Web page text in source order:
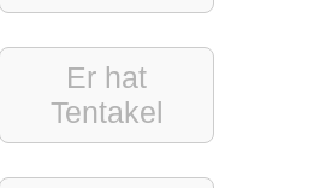
Er hat
Tentakel